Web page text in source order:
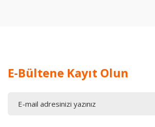
E-Bültene Kayıt Olun